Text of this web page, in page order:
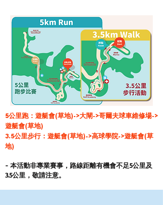
5公里跑：遊艇會(草地)​->大閘->哥爾夫球車維修場->
遊艇會(草地)
3.5公里步行：遊艇會(草地)​->高球學院->遊艇會(草
地)​
- 本活動非專業賽事，路線距離有機會不足5公里及
3.5公里，敬請注意。